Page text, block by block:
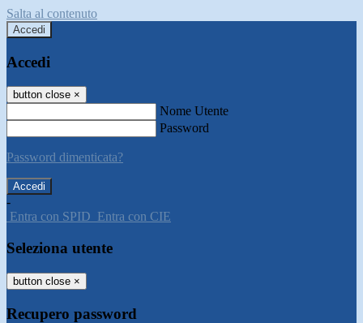
Salta al contenuto
Accedi
Accedi
button close ×
Nome Utente
Password
Password dimenticata?
-
Entra con SPID Entra con CIE
Seleziona utente
button close ×
Recupero password